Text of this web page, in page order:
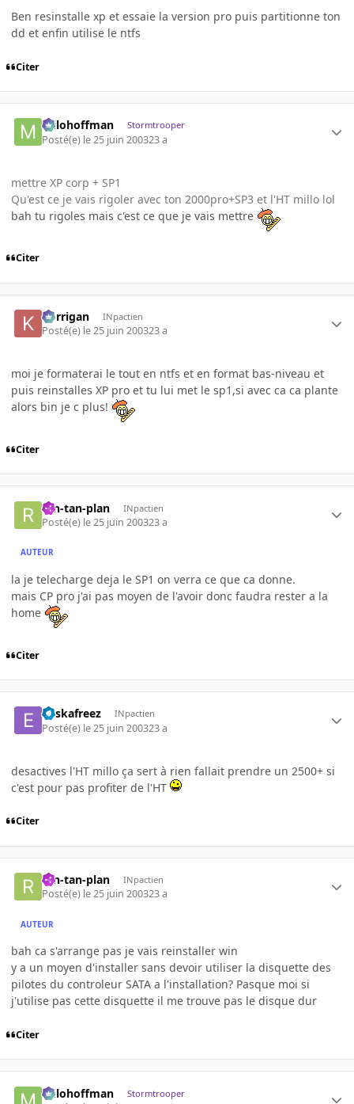
Ben resinstalle xp et essaie la version pro puis partitionne ton
dd et enfin utilise le ntfs
Citer
milohoffman Stormtrooper
Posté(e) le 25 juin 200323 a
mettre XP corp + SP1
Qu'est ce je vais rigoler avec ton 2000pro+SP3 et l'HT millo lol
bah tu rigoles mais c'est ce que je vais mettre
Citer
korrigan INpactien
Posté(e) le 25 juin 200323 a
moi je formaterai le tout en ntfs et en format bas-niveau et
puis reinstalles XP pro et tu lui met le sp1,si avec ca ca plante
alors bin je c plus!
Citer
ran-tan-plan INpactien
Posté(e) le 25 juin 200323 a
AUTEUR
la je telecharge deja le SP1 on verra ce que ca donne.
mais CP pro j'ai pas moyen de l'avoir donc faudra rester a la
home
Citer
euskafreez INpactien
Posté(e) le 25 juin 200323 a
desactives l'HT millo ça sert à rien fallait prendre un 2500+ si
c'est pour pas profiter de l'HT
Citer
ran-tan-plan INpactien
Posté(e) le 25 juin 200323 a
AUTEUR
bah ca s'arrange pas je vais reinstaller win
y a un moyen d'installer sans devoir utiliser la disquette des
pilotes du controleur SATA a l'installation? Pasque moi si
j'utilise pas cette disquette il me trouve pas le disque dur
Citer
milohoffman Stormtrooper